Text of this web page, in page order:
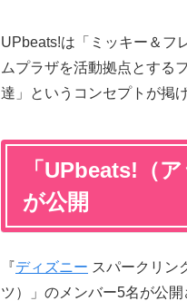
UPbeats!は「ミッキー＆フ
ムプラザを活動拠点とする
達」というコンセプトが掲
「UPbeats!（
が公開
『ディズニー スパークリン
ツ）」のメンバー5名が公開